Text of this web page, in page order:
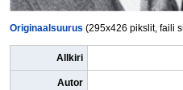
Originaalsuurus (295x426 pikslit, faili
Allkiri
Autor